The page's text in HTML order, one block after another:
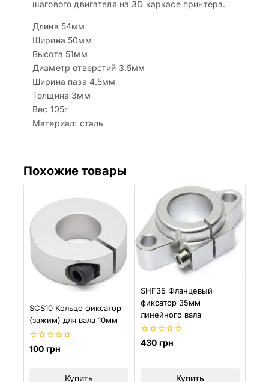
шагового двигателя на 3D каркасе принтера.
Длина 54мм
Ширина 50мм
Высота 51мм
Диаметр отверстий 3.5мм
Ширина паза 4.5мм
Толщина 3мм
Вес 105г
Материал: сталь
Похожие товары
SCS10 Кольцо фиксатор
(зажим) для вала 10мм
0
100 грн
Купить
SHF35 Фланцевый
фиксатор 35мм
линейного вала
0
430 грн
Купить